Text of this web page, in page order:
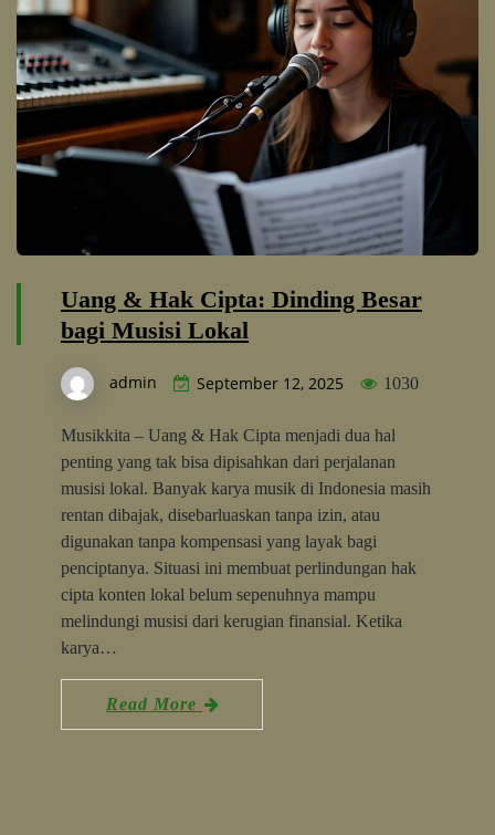
Uang & Hak Cipta: Dinding Besar
bagi Musisi Lokal
admin September 12, 2025 1030
Musikkita – Uang & Hak Cipta menjadi dua hal
penting yang tak bisa dipisahkan dari perjalanan
musisi lokal. Banyak karya musik di Indonesia masih
rentan dibajak, disebarluaskan tanpa izin, atau
digunakan tanpa kompensasi yang layak bagi
penciptanya. Situasi ini membuat perlindungan hak
cipta konten lokal belum sepenuhnya mampu
melindungi musisi dari kerugian finansial. Ketika
karya…
Read More